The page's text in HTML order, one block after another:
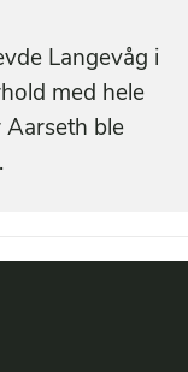
Langevåg i
med hele
Aarseth ble